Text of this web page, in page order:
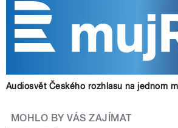
Audiosvět Českého rozhlasu na jednom
MOHLO BY VÁS ZAJÍMAT